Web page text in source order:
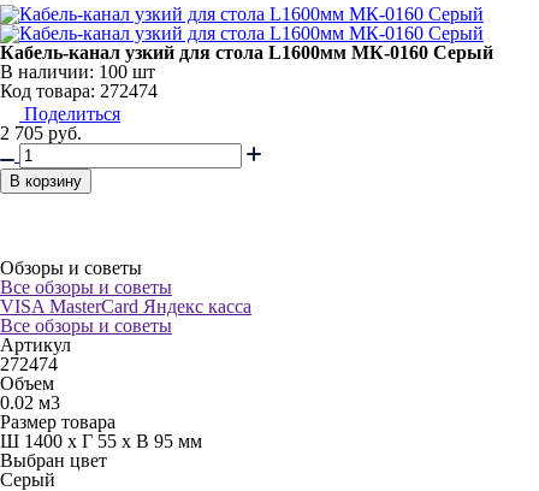
Кабель-канал узкий для стола L1600мм МК-0160 Серый
В наличии: 100 шт
Код товара: 272474
Поделиться
2 705 руб.
В корзину
Обзоры и советы
Все обзоры и советы
VISA MasterCard Яндекс касса
Все обзоры и советы
Артикул
272474
Объем
0.02 м3
Размер товара
Ш 1400 x Г 55 x В 95 мм
Выбран цвет
Серый